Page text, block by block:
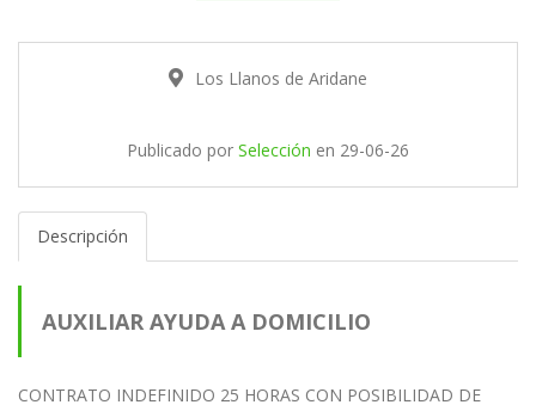
Los Llanos de Aridane
Publicado por Selección en 29-06-26
Descripción
AUXILIAR AYUDA A DOMICILIO
CONTRATO INDEFINIDO 25 HORAS CON POSIBILIDAD DE